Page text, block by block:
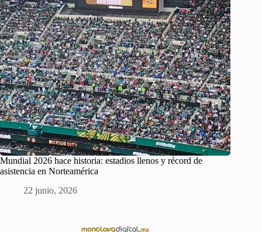
Mundial 2026 hace historia: estadios llenos y récord de
asistencia en Norteamérica
22 junio, 2026